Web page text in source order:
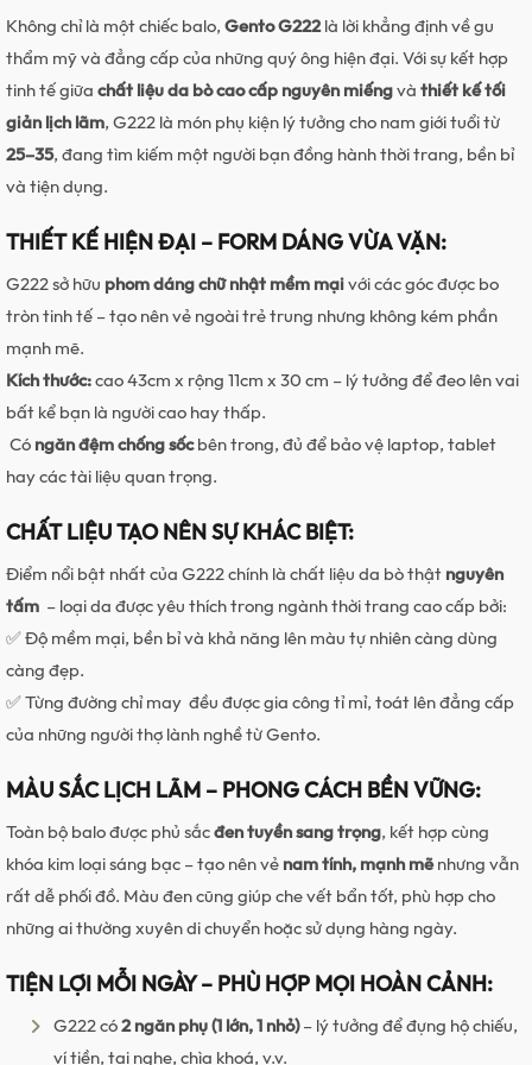
Không chỉ là một chiếc balo,Gento G222là lời khẳng định về gu
thẩm mỹ và đẳng cấp của những quý ông hiện đại. Với sự kết hợp
tinh tế giữachất liệu da bò cao cấp nguyên miếngvàthiết kế tối
giản lịch lãm, G222 là món phụ kiện lý tưởng cho nam giới tuổi từ
25–35, đang tìm kiếm một người bạn đồng hành thời trang, bền bỉ
và tiện dụng.
THIẾT KẾ HIỆN ĐẠI – FORM DÁNG VỪA VẶN:
G222 sở hữu phom dáng chữ nhật mềm mạivới các góc được bo
tròn tinh tế – tạo nên vẻ ngoài trẻ trung nhưng không kém phần
mạnh mẽ.
Kích thước:cao 43cm x rộng 11cm x 30 cm – lý tưởng để đeo lên vai
bất kể bạn là người cao hay thấp.
Cóngăn đệm chống sốcbên trong, đủ để bảo vệ laptop, tablet
hay các tài liệu quan trọng.
CHẤT LIỆU TẠO NÊN SỰ KHÁC BIỆT:
Điểm nổi bật nhất của G222 chính là chất liệu da bò thậtnguyên
tấm – loại da được yêu thích trong ngành thời trang cao cấp bởi:
✅ Độ mềm mại, bền bỉ và khả năng lên màu tự nhiên càng dùng
càng đẹp.
✅ Từng đường chỉ may đều được gia công tỉ mỉ, toát lên đẳng cấp
của những người thợ lành nghề từ Gento.
MÀU SẮC LỊCH LÃM – PHONG CÁCH BỀN VỮNG:
Toàn bộ balo được phủ sắcđen tuyền sang trọng, kết hợp cùng
khóa kim loại sáng bạc – tạo nên vẻnam tính, mạnh mẽnhưng vẫn
rất dễ phối đồ. Màu đen cũng giúp che vết bẩn tốt, phù hợp cho
những ai thường xuyên di chuyển hoặc sử dụng hàng ngày.
TIỆN LỢI MỖI NGÀY – PHÙ HỢP MỌI HOÀN CẢNH:
G222 có2 ngăn phụ (1 lớn, 1 nhỏ)– lý tưởng để đựng hộ chiếu,
ví tiền, tai nghe, chìa khoá, v.v.